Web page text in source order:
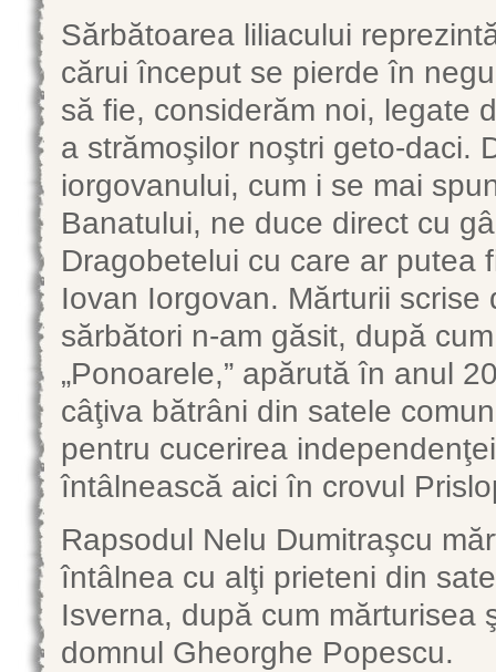
Sărbătoarea liliacului
cărui început se pierde în
să fie, considerăm noi, legate
a strămoşilor noştri geto-daci.
iorgovanului, cum i se mai
Banatului, ne duce direct cu
Dragobetelui cu care ar putea
Iovan Iorgovan. Mărturii
sărbători n-am găsit, după
„Ponoarele,” apărută în anul
câţiva bătrâni din satele
pentru cucerirea
întâlnească aici în crovul
Rapsodul Nelu Dumitraşcu
întâlnea cu alţi prieteni din
Isverna, după cum
domnul Gheorghe Popescu.